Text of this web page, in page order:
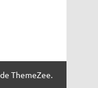
ThemeZee.